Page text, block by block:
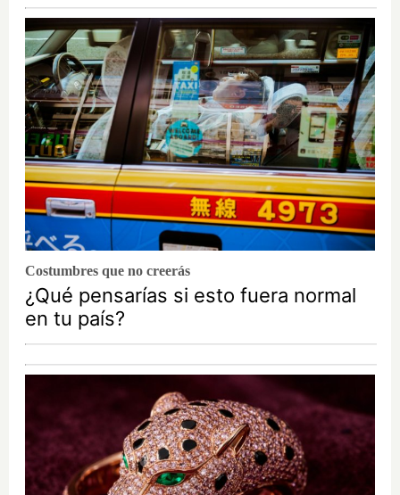
Costumbres que no creerás
¿Qué pensarías si esto fuera normal
en tu país?